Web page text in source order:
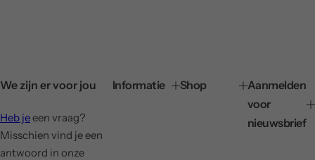
We zijn er voor jou
Heb jeeen vraag?
Misschien vind je een
antwoord in onze
Informatie Shop
Aanmelden
voor
nieuwsbrief